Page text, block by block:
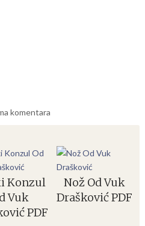
komentara
Konzul
Vuk
PDF
Nož Od Vuk
Drašković PDF